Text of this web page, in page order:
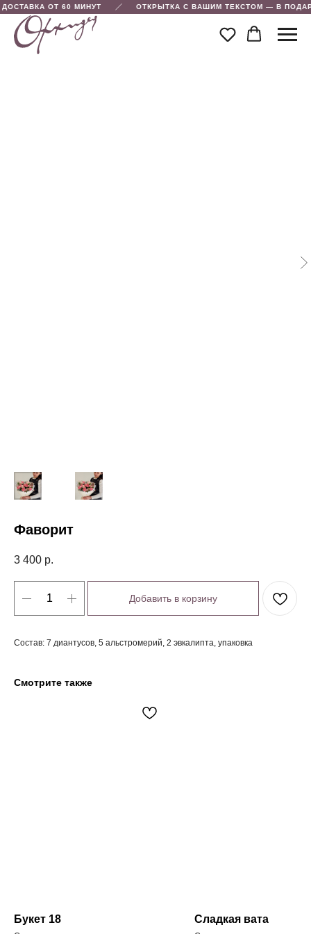
ОТ 60 МИНУТ ОТКРЫТКА С ВАШИМ ТЕКСТОМ — В
Фаворит
3 400 р.
Добавить в корзину
Состав: 7 диантусов, 5 альстромерий, 2 эвкалипта, упаковка
Смотрите также
Букет 18 Сладкая вата